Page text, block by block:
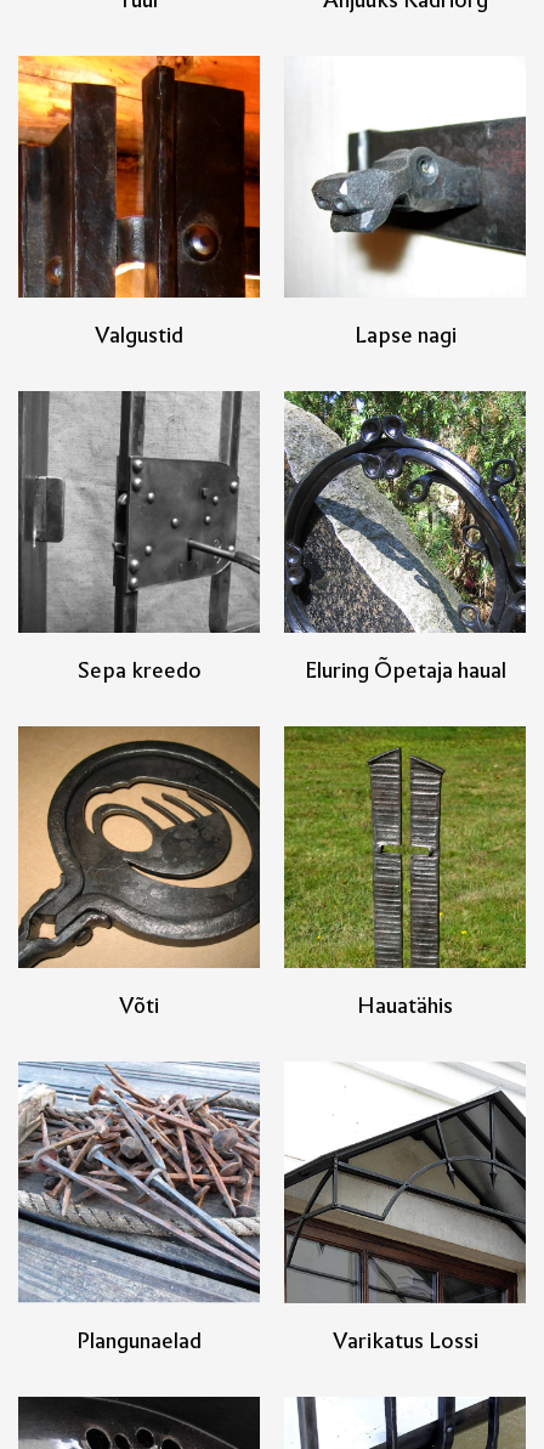
Valgustid Lapse nagi
Sepa kreedo Eluring Õpetaja haual
Võti Hauatähis
Plangunaelad Varikatus Lossi